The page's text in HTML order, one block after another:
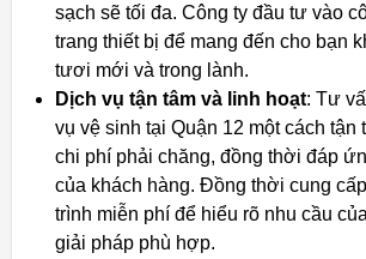
sạch sẽ tối đa. Công ty đầu tư vào
trang thiết bị để mang đến cho bạn
tươi mới và trong lành.
Dịch vụ tận tâm và linh hoạt: Tư
vụ vệ sinh tại Quận 12 một cách tận
chi phí phải chăng, đồng thời đáp
của khách hàng. Đồng thời cung
trình miễn phí để hiểu rõ nhu cầu
giải pháp phù hợp.